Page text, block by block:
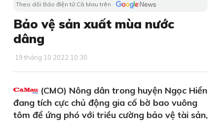
Theo dõi Báo điện tử Cà Mau trên
Bảo vệ sản xuất mùa nước
dâng
19 tháng 10 2022 10:30
(CMO) Nông dân trong huyện Ngọc Hiển
đang tích cực chủ động gia cố bờ bao vuông
tôm để ứng phó với triều cường bảo vệ tài sản,